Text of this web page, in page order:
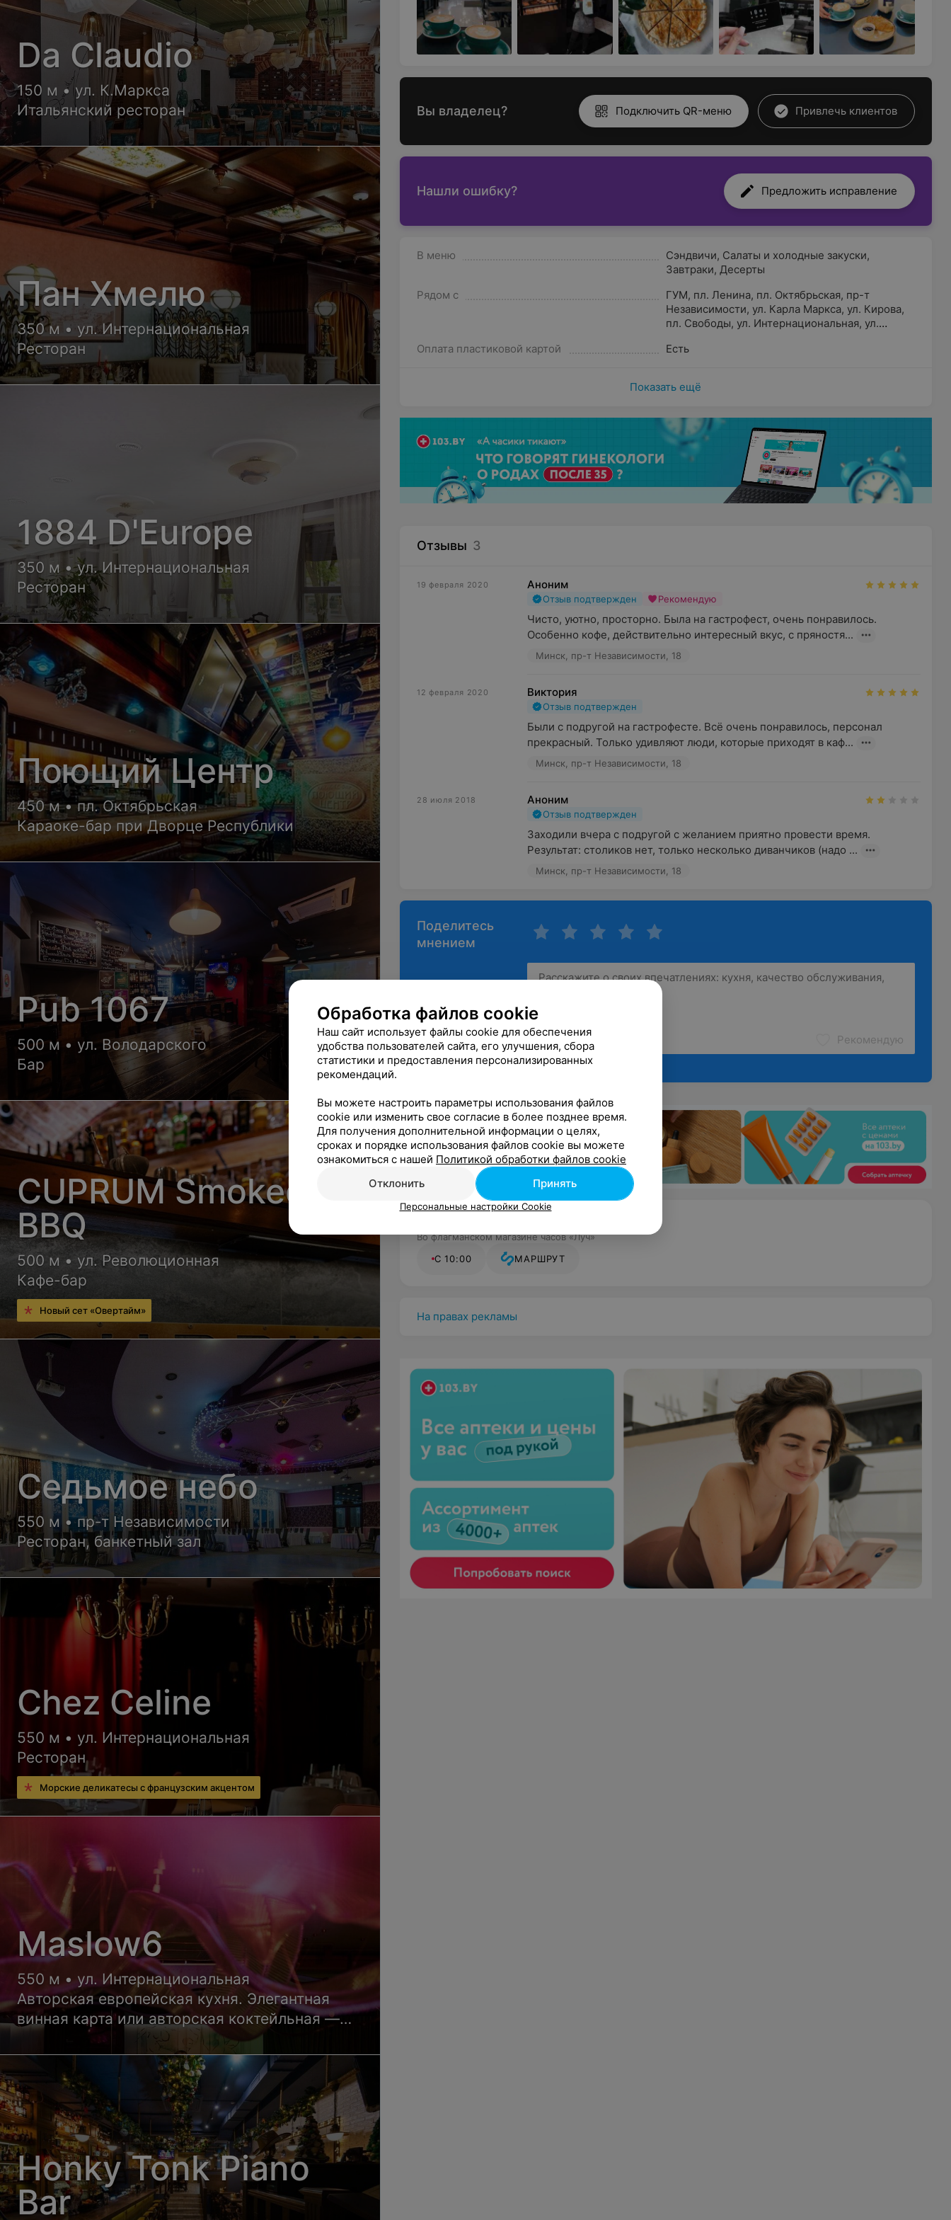
Вы владелец? Подключить QR-меню Привлечь клиентов
Нашли ошибку? Предложить исправление
В меню Сэндвичи, Салаты и холодные закуски,
Завтраки, Десерты
Рядом с
ГУМ, пл. Ленина, пл. Октябрьская, пр-т
Независимости, ул. Карла Маркса, ул. Кирова,
пл. Свободы, ул. Интернациональная, ул.
Оплата пластиковой картой
Есть
Показать ещё
Отзывы 3
19 февраля 2020 Аноним
Отзыв подтвержден Рекомендую
Чисто, уютно, просторно. Была на гастрофест, очень понравилось.
Особенно кофе, действительно интересный вкус, с пряностя...
Минск, пр-т Независимости, 18
12 февраля 2020 Виктория
Отзыв подтвержден
Были с подругой на гастрофесте. Всё очень понравилось, персонал
прекрасный. Только удивляют люди, которые приходят в каф...
Минск, пр-т Независимости, 18
28 июля 2018 Аноним
Отзыв подтвержден
Заходили вчера с подругой с желанием приятно провести время.
Результат: столиков нет, только несколько диванчиков (надо ...
Минск, пр-т Независимости, 18
Поделитесь
мнением
Рекомендую
Во флагманском магазине часов «Луч»
С 10:00
МАРШРУТ
На правах рекламы
Da Claudio
150 м • ул. К.Маркса
Итальянский ресторан
Пан Хмелю
350 м • ул. Интернациональная
Ресторан
1884 D'Europe
350 м • ул. Интернациональная
Ресторан
Поющий Центр
450 м • пл. Октябрьская
Караоке-бар при Дворце Республики
Pub 1067
500 м • ул. Володарского
Бар
CUPRUM Smoked
BBQ
500 м • ул. Революционная
Кафе-бар
Новый сет «Овертайм»
Седьмое небо
550 м • пр-т Независимости
Ресторан, банкетный зал
Chez Celine
550 м • ул. Интернациональная
Ресторан
Морские деликатесы с французским акцентом
Maslow6
550 м • ул. Интернациональная
Авторская европейская кухня. Элегантная
винная карта или авторская коктейльная —
решать вам, мы лишь деликатно
аккомпанируем
Honky Tonk Piano
Bar
Обработка файлов cookie
Наш сайт использует файлы cookie для обеспечения
удобства пользователей сайта, его улучшения, сбора
статистики и предоставления персонализированных
рекомендаций.
Вы можете настроить параметры использования файлов
cookie или изменить свое согласие в более позднее время.
Для получения дополнительной информации о целях,
сроках и порядке использования файлов cookie вы можете
ознакомиться с нашей Политикой обработки файлов cookie
Отклонить
Принять
Персональные настройки Cookie